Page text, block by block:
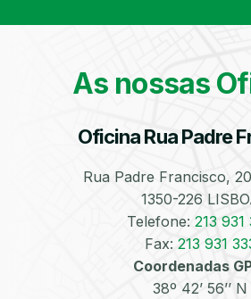
As nossas
Oficina Rua Padre
Rua Padre Francisco,
1350-226
Telefone: 213 931
Fax: 213 931
Coordenadas
38º 42’ 56’’ N
Bate-Chapas